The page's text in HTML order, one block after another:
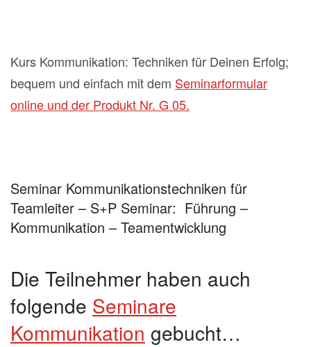
Kurs Kommunikation: Techniken für Deinen Erfolg;
bequem und einfach mit dem Seminarformular
online und der Produkt Nr. G 05.
Seminar Kommunikationstechniken für
Teamleiter – S+P Seminar: Führung –
Kommunikation – Teamentwicklung
Die Teilnehmer haben auch
folgende Seminare
Kommunikation gebucht…